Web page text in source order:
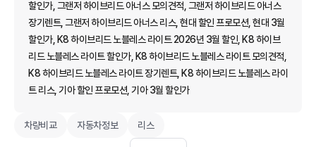
할인가, 그랜저 하이브리드 아너스 모의견적, 그랜저 하이브리드 아너스
장기렌트, 그랜저 하이브리드 아너스 리스, 현대 할인 프로모션, 현대 3월
할인가, K8 하이브리드 노블레스 라이트 2026년 3월 할인, K8 하이브
리드 노블레스 라이트 할인가, K8 하이브리드 노블레스 라이트 모의견적,
K8 하이브리드 노블레스 라이트 장기렌트, K8 하이브리드 노블레스 라이
트 리스, 기아 할인 프로모션, 기아 3월 할인가
차량비교 자동차정보 리스